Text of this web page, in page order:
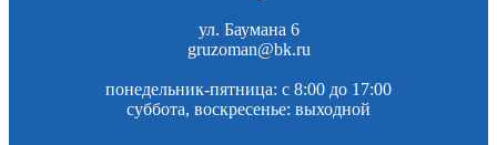
ул. Баумана 6
gruzoman@bk.ru
понедельник-пятница: c 8:00 до 17:00
суббота, воскресенье: выходной